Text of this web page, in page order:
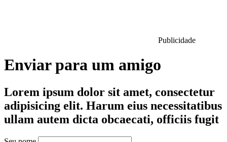
Publicidade
Enviar para um amigo
Lorem ipsum dolor sit amet, consectetur
adipisicing elit. Harum eius necessitatibus
ullam autem dicta obcaecati, officiis fugit